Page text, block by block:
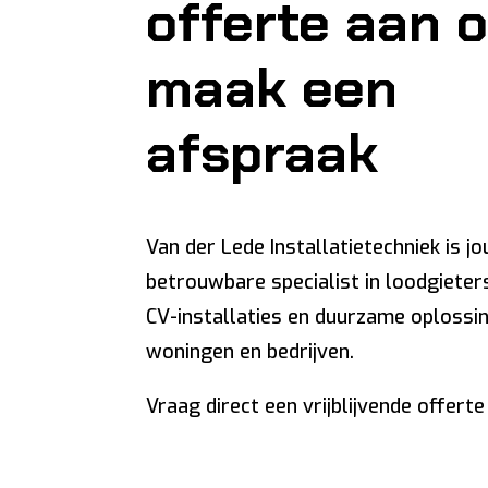
offerte aan
maak een
afspraak
Van der Lede Installatietechniek is
betrouwbare specialist in
CV-installaties en duurzame
woningen en bedrijven.
Vraag direct een vrijblijvende offerte